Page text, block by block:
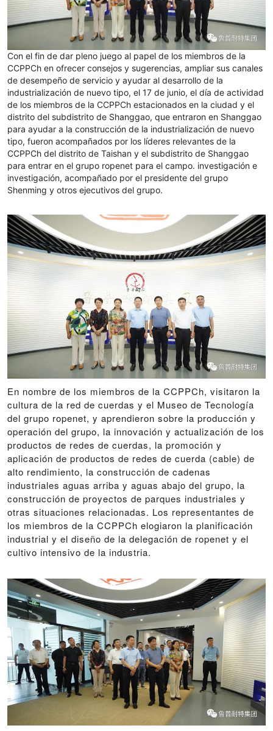
Con el fin de dar pleno juego al papel de los miembros de la
CCPPCh en ofrecer consejos y sugerencias, ampliar sus canales
de desempeño de servicio y ayudar al desarrollo de la
industrialización de nuevo tipo, el 17 de junio, el día de actividad
de los miembros de la CCPPCh estacionados en la ciudad y el
distrito del subdistrito de Shanggao, que entraron en Shanggao
para ayudar a la construcción de la industrialización de nuevo
tipo, fueron acompañados por los líderes relevantes de la
CCPPCh del distrito de Taishan y el subdistrito de Shanggao
para entrar en el grupo ropenet para el campo. investigación e
investigación, acompañado por el presidente del grupo
Shenming y otros ejecutivos del grupo.
En nombre de los miembros de la CCPPCh, visitaron la
cultura de la red de cuerdas y el Museo de Tecnología
del grupo ropenet, y aprendieron sobre la producción y
operación del grupo, la innovación y actualización de los
productos de redes de cuerdas, la promoción y
aplicación de productos de redes de cuerda (cable) de
alto rendimiento, la construcción de cadenas
industriales aguas arriba y aguas abajo del grupo, la
construcción de proyectos de parques industriales y
otras situaciones relacionadas. Los representantes de
los miembros de la CCPPCh elogiaron la planificación
industrial y el diseño de la delegación de ropenet y el
cultivo intensivo de la industria.